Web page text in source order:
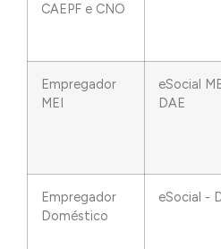
CAEPF e CNO
Empregador
MEI
eSocial
DAE
Empregador
Doméstico
eSocial -